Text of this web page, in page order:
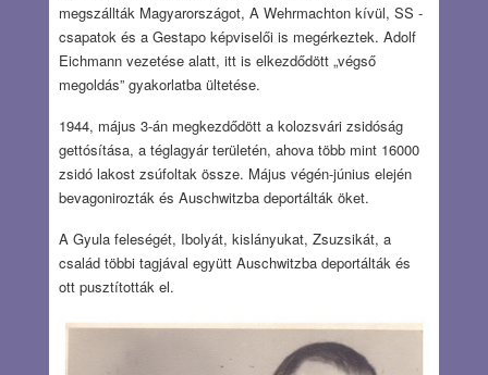
megszállták Magyarországot, A Wehrmachton kívül, SS -
csapatok és a Gestapo képviselői is megérkeztek. Adolf
Eichmann vezetése alatt, itt is elkezdődött „végső
megoldás” gyakorlatba ültetése.
1944, május 3-án megkezdődött a kolozsvári zsidóság
gettósítása, a téglagyár területén, ahova több mint 16000
zsidó lakost zsúfoltak össze. Május végén-június elején
bevagonirozták és Auschwitzba deportálták öket.
A Gyula feleségét, Ibolyát, kislányukat, Zsuzsikát, a
család többi tagjával együtt Auschwitzba deportálták és
ott pusztították el.